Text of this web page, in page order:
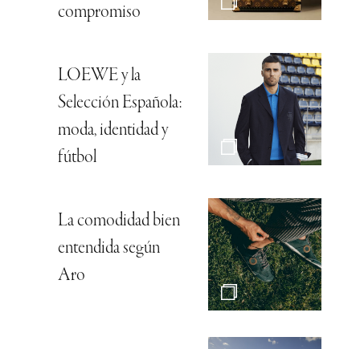
compromiso
LOEWE y la
Selección Española:
moda, identidad y
fútbol
La comodidad bien
entendida según
Aro